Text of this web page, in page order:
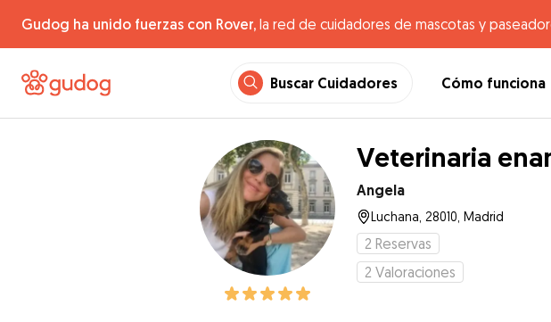
Gudog ha unido fuerzas con Rover, la red de cuidadores de mascotas y
Buscar Cuidadores Cómo funciona
Veterinaria
Angela
Luchana, 28010, Madrid
2 Reservas
2 Valoraciones